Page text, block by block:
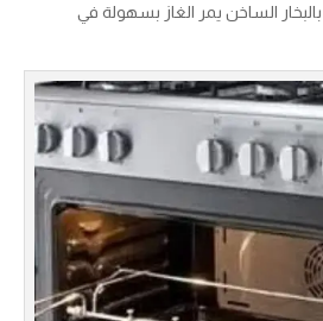
الساخن يمر الغاز بسهولة في